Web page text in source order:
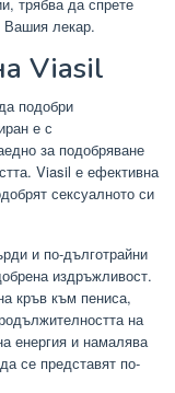
Вашия лекар.
Viasil
подобри
е с
за подобряване
Viasil е ефективна
сексуалното си
и по-дълготрайни
издръжливост.
кръв към пениса,
на
енергия и намалява
се представят по-